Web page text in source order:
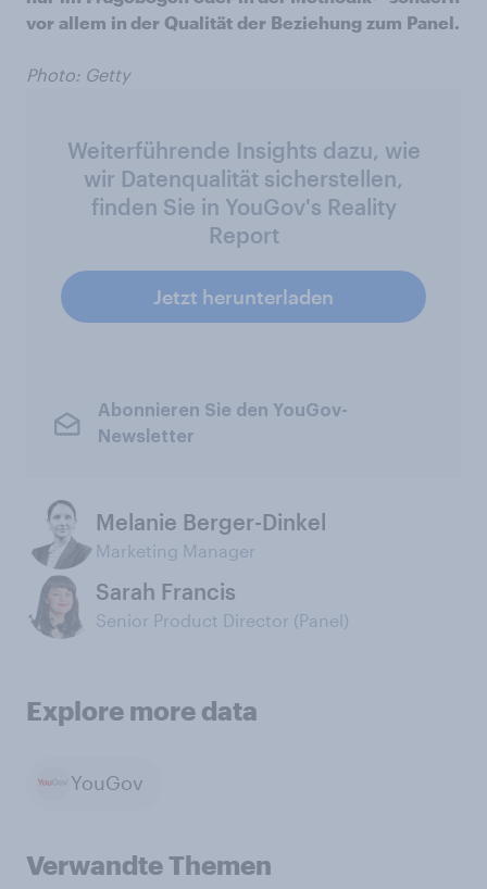
vor allem in der Qualität der Beziehung zum Panel.
Photo: Getty
Weiterführende Insights dazu, wie
wir Datenqualität sicherstellen,
finden Sie in YouGov's Reality
Report
Jetzt herunterladen
Abonnieren Sie den YouGov-
Newsletter
Melanie Berger-Dinkel
Marketing Manager
Sarah Francis
Senior Product Director (Panel)
Explore more data
YouGov
Verwandte Themen